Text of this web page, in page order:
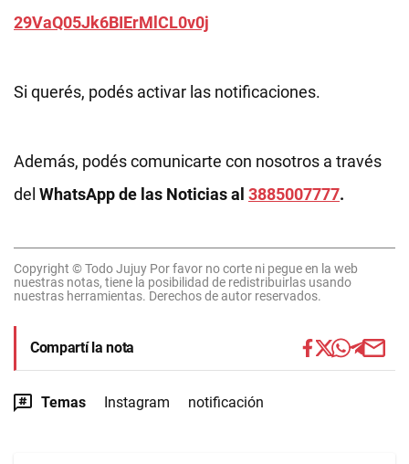
29VaQ05Jk6BIErMlCL0v0j
Si querés, podés activar las notificaciones.
Además, podés comunicarte con nosotros a través
del WhatsApp de las Noticias al 3885007777.
Copyright © Todo Jujuy Por favor no corte ni pegue en la web
nuestras notas, tiene la posibilidad de redistribuirlas usando
nuestras herramientas. Derechos de autor reservados.
Compartí la nota
Temas Instagram notificación